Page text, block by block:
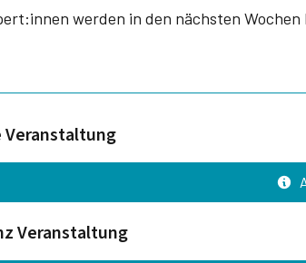
werden in den nächsten Wochen
Veranstaltung
Veranstaltung